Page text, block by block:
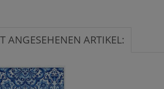
ANGESEHENEN ARTIKEL: